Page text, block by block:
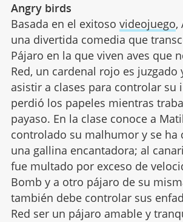
Angry birds
Basada en el exitoso videojuego,
una divertida comedia que
Pájaro en la que viven aves que
Red, un cardenal rojo es juzgado
asistir a clases para controlar su
perdió los papeles mientras
payaso. En la clase conoce a
controlado su malhumor y se ha
una gallina encantadora; al
fue multado por exceso de
Bomb y a otro pájaro de su
también debe controlar sus
Red ser un pájaro amable y